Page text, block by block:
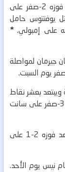
ويتأخر روما بفارق نقطة واحدة عن القمة بعد فوزه 2-صفر على
يوفنتوس حامل
*
جيرمان لمواصلة
جيرمان 35 نقطة من 13 مباراة ويبتعد بعشر نقاط
عن أولمبيك ليون صاحب المركز الثاني الذي فاز 3-صفر على سانت
ويحتل كاين مفاجأة المسابقة المركز الثالث بعد فوزه 2-1 على